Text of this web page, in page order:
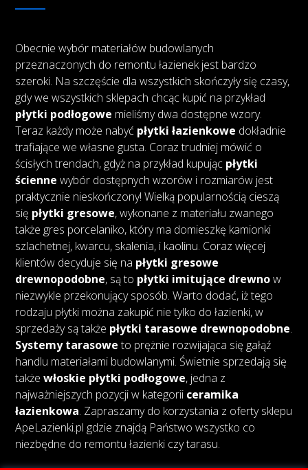
Obecnie wybór materiałów budowlanych
przeznaczonych do remontu łazienek jest bardzo
szeroki. Na szczęście dla wszystkich skończyły się czasy,
gdy we wszystkich sklepach chcąc kupić na przykład
płytki podłogowe mieliśmy dwa dostępne wzory.
Teraz każdy może nabyć płytki łazienkowe dokładnie
trafiające we własne gusta. Coraz trudniej mówić o
ścisłych trendach, gdyż na przykład kupując płytki
ścienne wybór dostępnych wzorów i rozmiarów jest
praktycznie nieskończony! Wielką popularnością cieszą
się płytki gresowe, wykonane z materiału zwanego
także gres porcelaniko, który ma domieszkę kamionki
szlachetnej, kwarcu, skalenia, i kaolinu. Coraz więcej
klientów decyduje się na płytki gresowe
drewnopodobne, są to płytki imitujące drewnow
niezwykle przekonujący sposób. Warto dodać, iż tego
rodzaju płytki można zakupić nie tylko do łazienki, w
sprzedaży są także płytki tarasowe drewnopodobne.
Systemy tarasoweto prężnie rozwijająca się gałąź
handlu materiałami budowlanymi. Świetnie sprzedają się
takżewłoskie płytki podłogowe, jedna z
najważniejszych pozycji w kategorii ceramika
łazienkowa. Zapraszamy do korzystania z oferty sklepu
ApeLazienki.pl gdzie znajdą Państwo wszystko co
niezbędne do remontu łazienki czy tarasu.